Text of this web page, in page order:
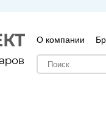
О компании